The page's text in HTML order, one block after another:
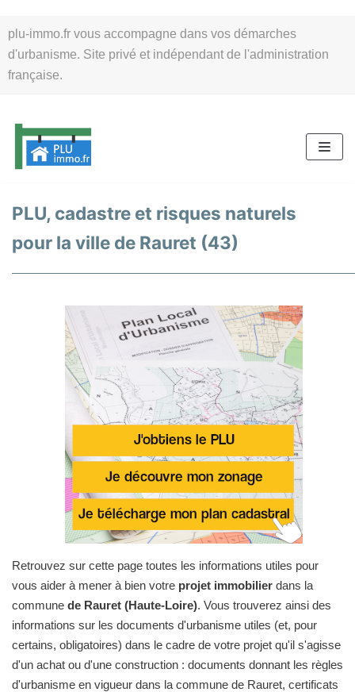
plu-immo.fr vous accompagne dans vos démarches
d'urbanisme. Site privé et indépendant de l'administration
française.
au
contenu
PLU, cadastre et risques naturels
pour la ville de Rauret (43)
Retrouvez sur cette page toutes les informations utiles pour
vous aider à mener à bien votre projet immobilier dans la
commune de Rauret (Haute-Loire). Vous trouverez ainsi des
informations sur les documents d'urbanisme utiles (et, pour
certains, obligatoires) dans le cadre de votre projet qu'il s'agisse
d'un achat ou d'une construction : documents donnant les règles
d'urbanisme en vigueur dans la commune de Rauret, certificats